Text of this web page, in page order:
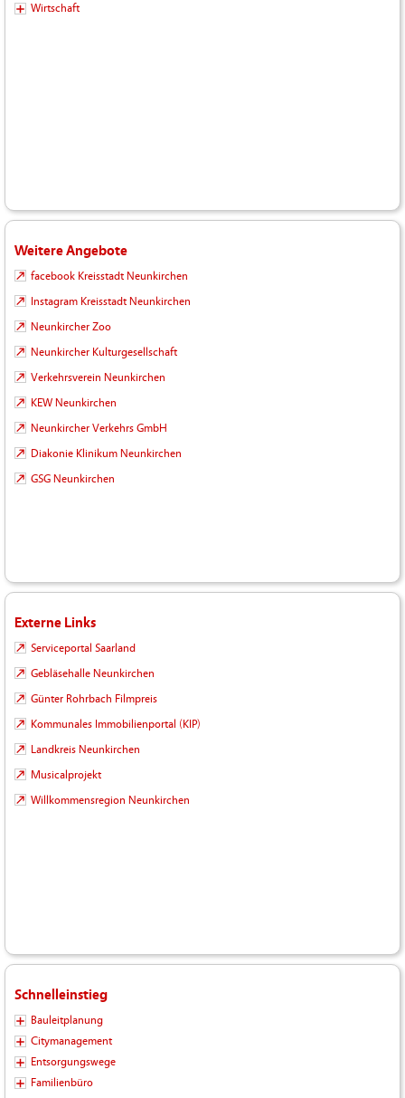
Wirtschaft
Weitere Angebote
facebook Kreisstadt Neunkirchen
Instagram Kreisstadt Neunkirchen
Neunkircher Zoo
Neunkircher Kulturgesellschaft
Verkehrsverein Neunkirchen
KEW Neunkirchen
Neunkircher Verkehrs GmbH
Diakonie Klinikum Neunkirchen
GSG Neunkirchen
Externe Links
Serviceportal Saarland
Gebläsehalle Neunkirchen
Günter Rohrbach Filmpreis
Kommunales Immobilienportal (KIP)
Landkreis Neunkirchen
Musicalprojekt
Willkommensregion Neunkirchen
Schnelleinstieg
Bauleitplanung
Citymanagement
Entsorgungswege
Familienbüro